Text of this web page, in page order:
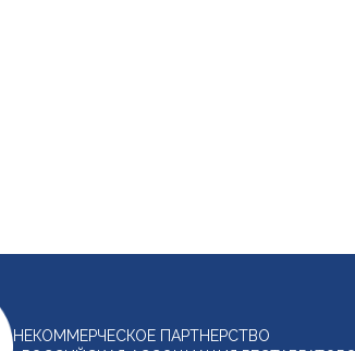
НЕКОММЕРЧЕСКОЕ ПАРТНЕРСТВО